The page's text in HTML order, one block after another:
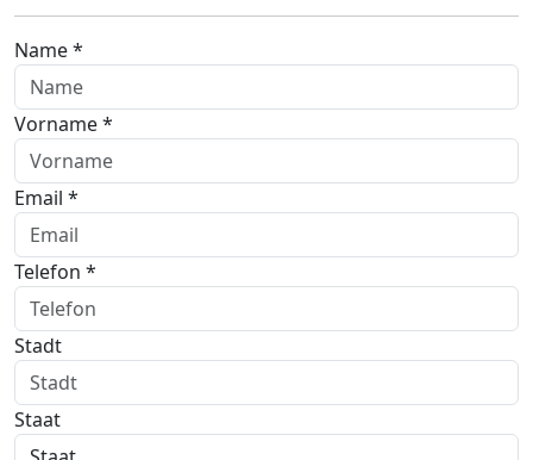
Name *
Vorname *
Email *
Telefon *
Stadt
Staat